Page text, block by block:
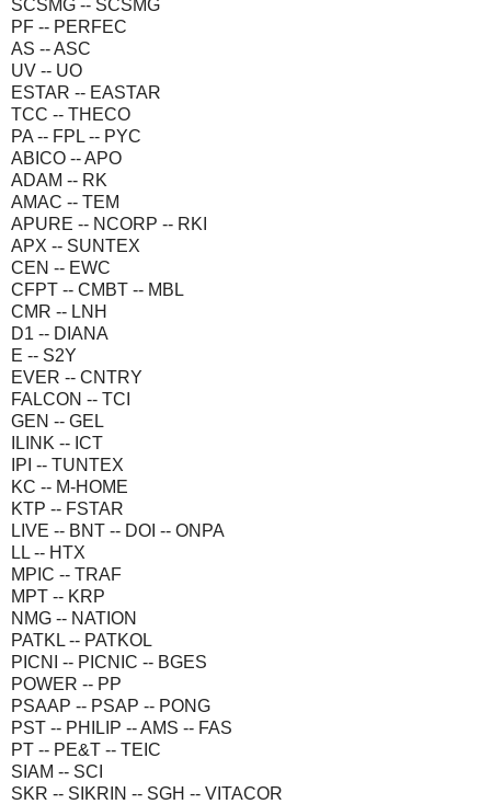
SCSMG -- SCSMG
PF -- PERFEC
AS -- ASC
UV -- UO
ESTAR -- EASTAR
TCC -- THECO
PA -- FPL -- PYC
ABICO -- APO
ADAM -- RK
AMAC -- TEM
APURE -- NCORP -- RKI
APX -- SUNTEX
CEN -- EWC
CFPT -- CMBT -- MBL
CMR -- LNH
D1 -- DIANA
E -- S2Y
EVER -- CNTRY
FALCON -- TCI
GEN -- GEL
ILINK -- ICT
IPI -- TUNTEX
KC -- M-HOME
KTP -- FSTAR
LIVE -- BNT -- DOI -- ONPA
LL -- HTX
MPIC -- TRAF
MPT -- KRP
NMG -- NATION
PATKL -- PATKOL
PICNI -- PICNIC -- BGES
POWER -- PP
PSAAP -- PSAP -- PONG
PST -- PHILIP -- AMS -- FAS
PT -- PE&T -- TEIC
SIAM -- SCI
SKR -- SIKRIN -- SGH -- VITACOR